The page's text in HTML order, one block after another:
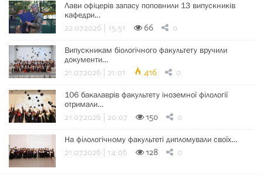
Лави офіцерів запасу поповнили 13 випускників
кафедри…
22.07.2026 | 15:51 66 0
Випускникам біологічного факультету вручили
документи…
21.07.2026 | 21:01 416 0
106 бакалаврів факультету іноземної філології
отримали…
21.07.2026 | 20:07 150 0
На філологічному факультеті дипломували своїх…
21.07.2026 | 14:06 128 0